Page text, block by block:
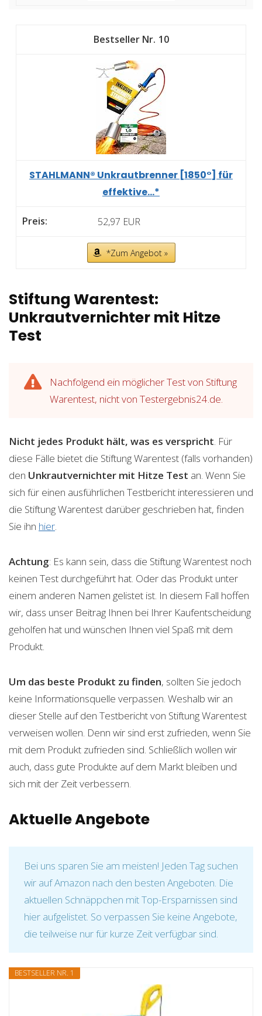
10
STAHLMANN® Unkrautbrenner [1850°] für
effektive...*
52,97 EUR
*Zum Angebot »
Stiftung Warentest:
Unkrautvernichter mit Hitze
Test
Nachfolgend ein möglicher Test von Stiftung
Warentest, nicht von Testergebnis24.de.
Nicht jedes Produkt hält, was es verspricht. Für
diese Fälle bietet die Stiftung Warentest (falls vorhanden)
den Unkrautvernichter mit Hitze Test an. Wenn Sie
sich für einen ausführlichen Testbericht interessieren und
die Stiftung Warentest darüber geschrieben hat, finden
Sie ihn hier.
Achtung: Es kann sein, dass die Stiftung Warentest noch
keinen Test durchgeführt hat. Oder das Produkt unter
einem anderen Namen gelistet ist. In diesem Fall hoffen
wir, dass unser Beitrag Ihnen bei Ihrer Kaufentscheidung
geholfen hat und wünschen Ihnen viel Spaß mit dem
Produkt.
Um das beste Produkt zu finden, sollten Sie jedoch
keine Informationsquelle verpassen. Weshalb wir an
dieser Stelle auf den Testbericht von Stiftung Warentest
verweisen wollen. Denn wir sind erst zufrieden, wenn Sie
mit dem Produkt zufrieden sind. Schließlich wollen wir
auch, dass gute Produkte auf dem Markt bleiben und
sich mit der Zeit verbessern.
Aktuelle Angebote
Bei uns sparen Sie am meisten! Jeden Tag suchen
wir auf Amazon nach den besten Angeboten. Die
aktuellen Schnäppchen mit Top-Ersparnissen sind
hier aufgelistet. So verpassen Sie keine Angebote,
die teilweise nur für kurze Zeit verfügbar sind.
BESTSELLER NR. 1